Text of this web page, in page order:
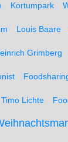
Kortumpark
Louis Baare
Grimberg
Timo Lichte